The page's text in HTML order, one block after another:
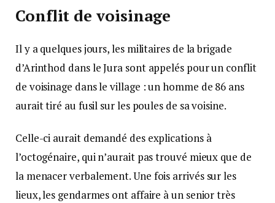
Conflit de voisinage
Il y a quelques jours, les militaires de la brigade
d’Arinthod dans le Jura sont appelés pour un conflit
de voisinage dans le village : un homme de 86 ans
aurait tiré au fusil sur les poules de sa voisine.
Celle-ci aurait demandé des explications à
l’octogénaire, qui n’aurait pas trouvé mieux que de
la menacer verbalement. Une fois arrivés sur les
lieux, les gendarmes ont affaire à un senior très